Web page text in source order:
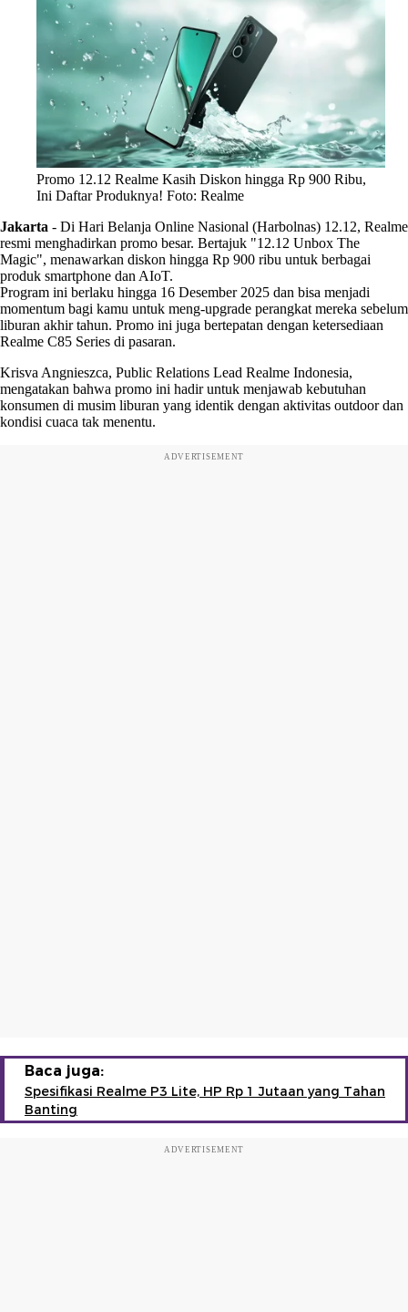
Promo 12.12 Realme Kasih Diskon hingga Rp 900 Ribu,
Ini Daftar Produknya! Foto: Realme
Jakarta - Di Hari Belanja Online Nasional (Harbolnas) 12.12, Realme
resmi menghadirkan promo besar. Bertajuk "12.12 Unbox The
Magic", menawarkan diskon hingga Rp 900 ribu untuk berbagai
produk smartphone dan AIoT.
Program ini berlaku hingga 16 Desember 2025 dan bisa menjadi
momentum bagi kamu untuk meng-upgrade perangkat mereka sebelum
liburan akhir tahun. Promo ini juga bertepatan dengan ketersediaan
Realme C85 Series di pasaran.
Krisva Angnieszca, Public Relations Lead Realme Indonesia,
mengatakan bahwa promo ini hadir untuk menjawab kebutuhan
konsumen di musim liburan yang identik dengan aktivitas outdoor dan
kondisi cuaca tak menentu.
ADVERTISEMENT
Baca juga:
Spesifikasi Realme P3 Lite, HP Rp 1 Jutaan yang Tahan
Banting
ADVERTISEMENT